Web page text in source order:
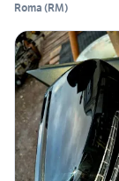
Roma (RM)